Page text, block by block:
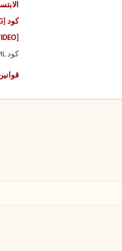
كود [IMG]
[VIDEO]
كود HTML